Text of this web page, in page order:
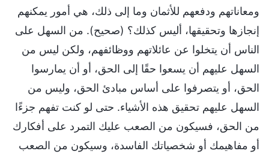
ومعاناتهم ودفعهم للأثمان وما إلى ذلك، هي أمور يمكنهم
إنجازها وتحقيقها، أليس كذلك؟ (صحيح). من السهل على
الناس أن يتخلوا عن عائلاتهم ووظائفهم، ولكن ليس من
السهل عليهم أن يسعوا حقًا إلى الحق، أو أن يمارسوا
الحق، أو يتصرفوا على أساس مبادئ الحق، وليس من
السهل عليهم تحقيق هذه الأشياء. حتى لو كنت تفهم جزءًا
من الحق، فسيكون من الصعب عليك التمرد على أفكارك
أو مفاهيمك أو شخصياتك الفاسدة، وسيكون من الصعب